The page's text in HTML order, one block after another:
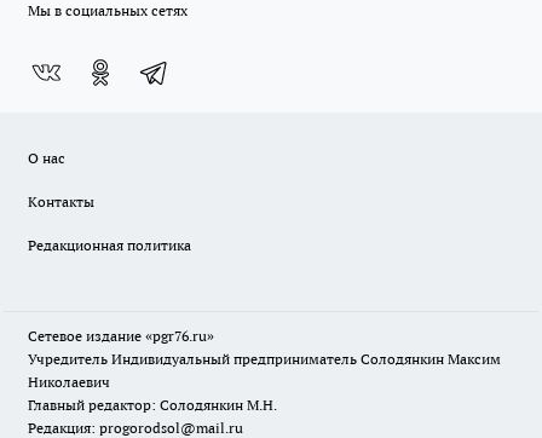
Мы в социальных сетях
О нас
Контакты
Редакционная политика
Сетевое издание «pgr76.ru»
Учредитель Индивидуальный предприниматель Солодянкин Максим
Николаевич
Главный редактор: Солодянкин М.Н.
Редакция: progorodsol@mail.ru